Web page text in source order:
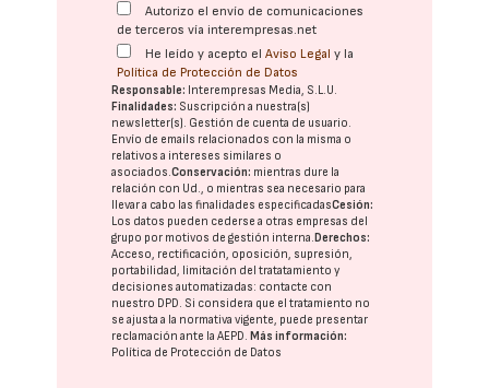
Autorizo el envío de comunicaciones
de terceros vía interempresas.net
He leído y acepto elAviso Legal y la
Política de Protección de Datos
Responsable: Interempresas Media, S.L.U.
Finalidades: Suscripción a nuestra(s)
newsletter(s). Gestión de cuenta de usuario.
Envío de emails relacionados con la misma o
relativos a intereses similares o
asociados.Conservación: mientras dure la
relación con Ud., o mientras sea necesario para
llevar a cabo las finalidades especificadasCesión:
Los datos pueden cederse a otras empresas del
grupo por motivos de gestión interna.Derechos:
Acceso, rectificación, oposición, supresión,
portabilidad, limitación del tratatamiento y
decisiones automatizadas: contacte con
nuestro DPD. Si considera que el tratamiento no
se ajusta a la normativa vigente, puede presentar
reclamación ante laAEPD.Más información:
Política de Protección de Datos